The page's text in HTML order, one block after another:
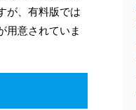
が、有料版では
用意されていま